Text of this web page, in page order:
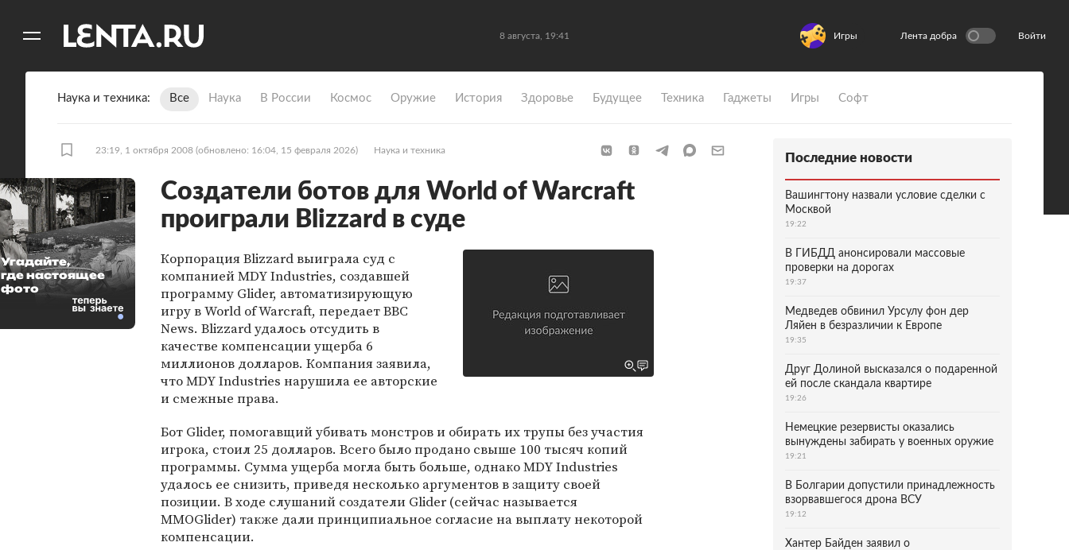
8 августа, 19:41 Игры Лента добра Войти
Наука и техника Все Наука В России Космос Оружие История Здоровье Будущее Техника Гаджеты Игры Софт
23:19, 1 октября 2008 (обновлено: 16:04, 15 февраля 2026) Наука и техника
Создатели ботов для World of Warcraft
проиграли Blizzard в суде
Корпорация Blizzard выиграла суд с
компанией MDY Industries, создавшей
программу Glider, автоматизирующую
игру в World of Warcraft, передает BBC
News. Blizzard удалось отсудить в
качестве компенсации ущерба 6
миллионов долларов. Компания заявила,
что MDY Industries нарушила ее авторские
и смежные права.
Бот Glider, помогавщий убивать монстров и обирать их трупы без участия
игрока, стоил 25 долларов. Всего было продано свыше 100 тысяч копий
программы. Сумма ущерба могла быть больше, однако MDY Industries
удалось ее снизить, приведя несколько аргументов в защиту своей
позиции. В ходе слушаний создатели Glider (сейчас называется
MMOGlider) также дали принципиальное согласие на выплату некоторой
компенсации.
Угадайте,
где настоящее
фото
Последние новости
Вашингтону назвали условие сделки с
Москвой
19:22
В ГИБДД анонсировали массовые
проверки на дорогах
19:37
Медведев обвинил Урсулу фон дер
Ляйен в безразличии к Европе
19:35
Друг Долиной высказался о подаренной
ей после скандала квартире
19:26
Немецкие резервисты оказались
вынуждены забирать у военных оружие
19:21
В Болгарии допустили принадлежность
взорвавшегося дрона ВСУ
19:12
Хантер Байден заявил о